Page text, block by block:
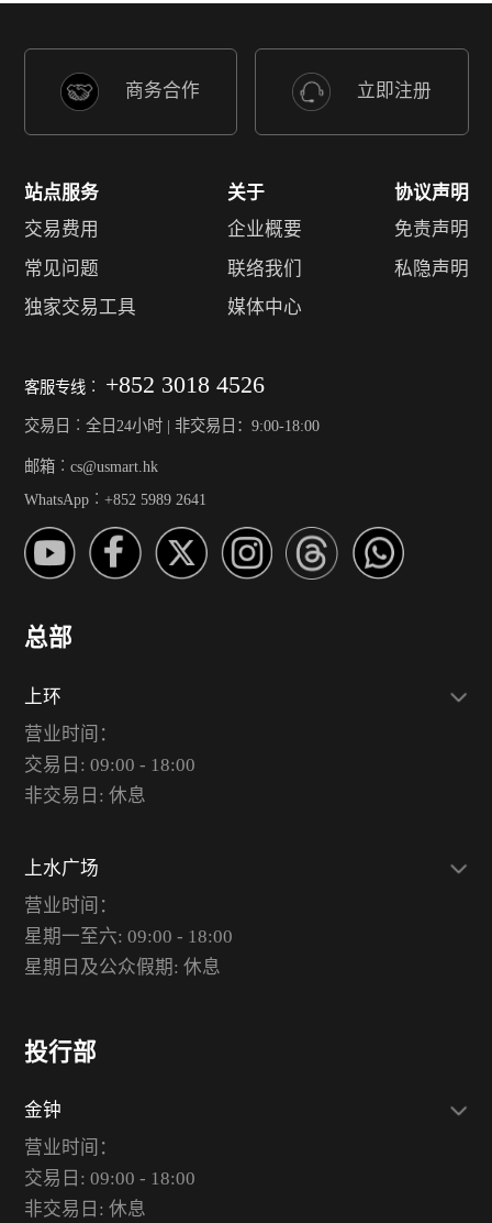
商务合作 立即注册
站点服务
交易费用
常见问题
独家交易工具
关于
企业概要
联络我们
媒体中心
协议声明
免责声明
私隐声明
客服专线︰ +852 3018 4526
交易日︰全日24小时 | 非交易日：9:00-18:00
邮箱︰cs@usmart.hk
WhatsApp︰+852 5989 2641
总部
上环
营业时间：
交易日: 09:00 - 18:00
非交易日: 休息
上水广场
营业时间：
星期一至六: 09:00 - 18:00
星期日及公众假期: 休息
投行部
金钟
营业时间：
交易日: 09:00 - 18:00
非交易日: 休息